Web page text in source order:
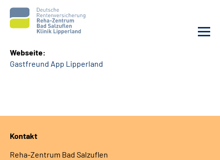
Unsere Klinik
Webseite:
Gastfreund App Lipperland
Kontakt
Reha-Zentrum Bad Salzuflen